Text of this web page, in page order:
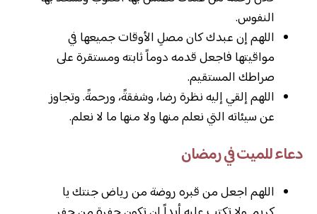
النفوس.
اللهم إن عبدك كان مصلِ الأوقات جميعها في
مواقيتها فاجعل قدمه دوماً ثابته ومستقرة على
صراطك المستقيم.
اللهم إلقي إليه نظرة رضا، وشفقةً، ورحمةً. وتجاوز
عن سيئاته التي نعلم منها ولا منها ما لا نعلم.
دعاء للميت في رمضان
اللهم اجعل من قبره روضة من رياض جنتك يا